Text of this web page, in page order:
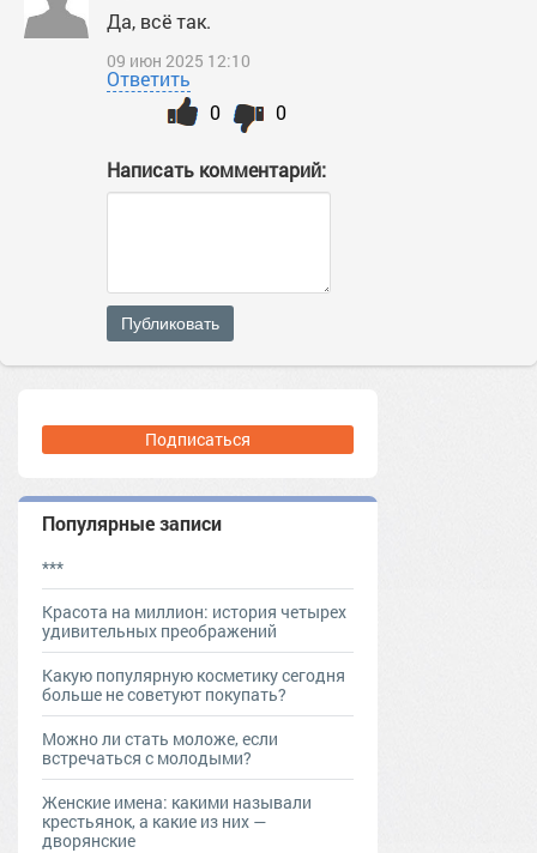
Да, всё так.
09 июн 2025 12:10
Ответить
0
0
Написать комментарий:
Публиковать
Подписаться
Популярные записи
***
Красота на миллион: история четырех
удивительных преображений
Какую популярную косметику сегодня
больше не советуют покупать?
Можно ли стать моложе, если
встречаться с молодыми?
Женские имена: какими называли
крестьянок, а какие из них —
дворянские